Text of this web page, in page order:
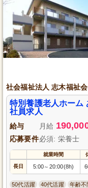
社会福祉法人 志木福祉会
特別養護老人ホーム
社員求人
給与 月給
応募要件必須: 栄養士
就業時間
長日 5:00～ 20:00(8h)
50代活躍 40代活躍 年齢不